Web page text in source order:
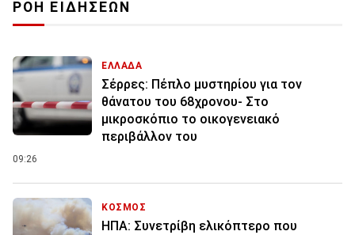
ΡΟΗ ΕΙΔΗΣΕΩΝ
ΕΛΛΑΔΑ
Σέρρες: Πέπλο μυστηρίου για τον
θάνατου του 68χρονου- Στο
μικροσκόπιο το οικογενειακό
περιβάλλον του
09:26
ΚΟΣΜΟΣ
ΗΠΑ: Συνετρίβη ελικόπτερο που